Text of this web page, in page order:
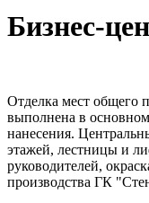
Бизнес-
Отделка мест общего
выполнена в
нанесения.
этажей, лестницы и
руководителей,
производства ГК